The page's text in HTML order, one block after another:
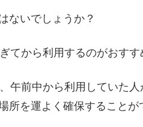
ないでしょうか？
てから利用するのがおすす
午前中から利用していた
所を運よく確保することが